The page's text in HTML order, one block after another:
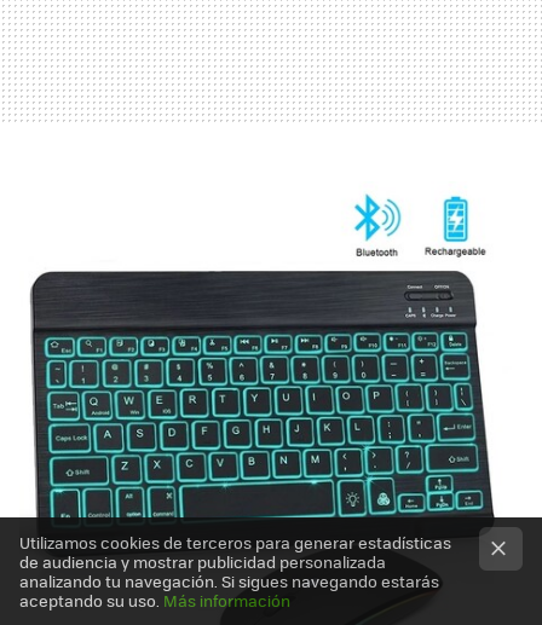
Utilizamos cookies de terceros para generar estadísticas
de audiencia y mostrar publicidad personalizada
analizando tu navegación. Si sigues navegando estarás
aceptando su uso. Más información